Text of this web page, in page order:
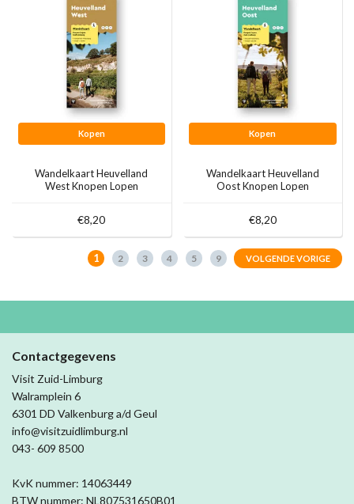
Kopen
Wandelkaart Heuvelland
West Knopen Lopen
€8,20
Kopen
Wandelkaart Heuvelland
Oost Knopen Lopen
€8,20
1 2 3 4 5 9 VOLGENDE VORIGE
Contactgegevens
Visit Zuid-Limburg
Walramplein 6
6301 DD Valkenburg a/d Geul
info@visitzuidlimburg.nl
043- 609 8500
KvK nummer: 14063449
BTW nummer: NL807531650B01